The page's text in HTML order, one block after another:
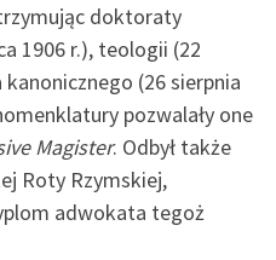
doktoraty
1906 r.), teologii (22
(26 sierpnia
pozwalały one
Magister. Odbył także
Roty Rzymskiej,
adwokata tegoż